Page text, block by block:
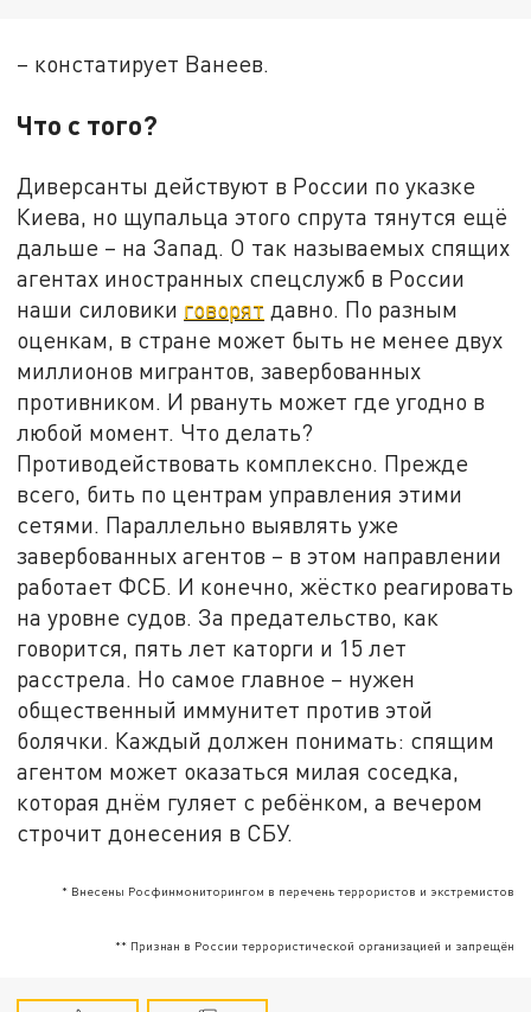
– констатирует Ванеев.
Что с того?
Диверсанты действуют в России по указке
Киева, но щупальца этого спрута тянутся ещё
дальше – на Запад. О так называемых спящих
агентах иностранных спецслужб в России
наши силовики говорят давно. По разным
оценкам, в стране может быть не менее двух
миллионов мигрантов, завербованных
противником. И рвануть может где угодно в
любой момент. Что делать?
Противодействовать комплексно. Прежде
всего, бить по центрам управления этими
сетями. Параллельно выявлять уже
завербованных агентов – в этом направлении
работает ФСБ. И конечно, жёстко реагировать
на уровне судов. За предательство, как
говорится, пять лет каторги и 15 лет
расстрела. Но самое главное – нужен
общественный иммунитет против этой
болячки. Каждый должен понимать: спящим
агентом может оказаться милая соседка,
которая днём гуляет с ребёнком, а вечером
строчит донесения в СБУ.
* Внесены Росфинмониторингом в перечень террористов и экстремистов
** Признан в России террористической организацией и запрещён